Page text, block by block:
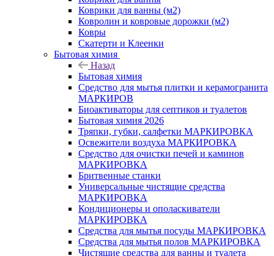
Коврики для ванны (м2)
Ковролин и ковровые дорожки (м2)
Ковры
Скатерти и Клеенки
Бытовая химия
Назад
Бытовая химия
Средство для мытья плитки и керамогранита
МАРКИРОВ
Биоактиваторы для септиков и туалетов
Бытовая химия 2026
Тряпки, губки, салфетки МАРКИРОВКА
Освежители воздуха МАРКИРОВКА
Средство для очистки печей и каминов
МАРКИРОВКА
Бритвенные станки
Универсальные чистящие средства
МАРКИРОВКА
Кондиционеры и ополаскиватели
МАРКИРОВКА
Средства для мытья посуды МАРКИРОВКА
Средства для мытья полов МАРКИРОВКА
Чистящие средства для ванны и туалета